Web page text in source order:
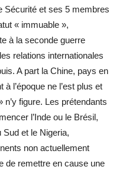
Sécurité et ses 5 membres
« immuable »,
à la seconde guerre
relations internationales
A part la Chine, pays en
l’époque ne l’est plus et
figure. Les prétendants
l’Inde ou le Brésil,
Sud et le Nigeria,
non actuellement
de remettre en cause une